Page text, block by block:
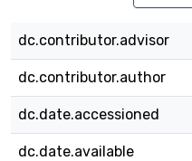
dc.contributor.advisor
dc.contributor.author
dc.date.accessioned
dc.date.available